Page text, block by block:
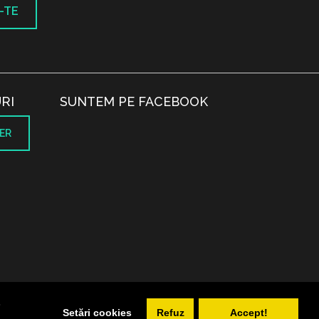
Setări cookies Refuz Accept!
TE
SUNTEM PE FACEBOOK